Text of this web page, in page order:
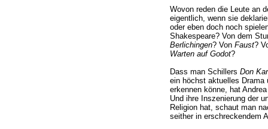
Wovon reden die Leute an
eigentlich, wenn sie
oder eben doch noch
Shakespeare? Von dem
Berlichingen? Von Faust?
Warten auf Godot?
Dass man Schillers Don
ein höchst aktuelles Drama
erkennen könne, hat
Und ihre Inszenierung der
Religion hat, schaut man
seither in erschreckendem